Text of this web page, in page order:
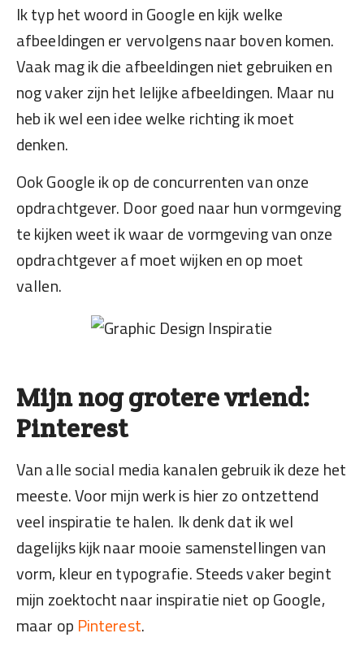
Ik typ het woord in Google en kijk welke
afbeeldingen er vervolgens naar boven komen.
Vaak mag ik die afbeeldingen niet gebruiken en
nog vaker zijn het lelijke afbeeldingen. Maar nu
heb ik wel een idee welke richting ik moet
denken.
Ook Google ik op de concurrenten van onze
opdrachtgever. Door goed naar hun vormgeving
te kijken weet ik waar de vormgeving van onze
opdrachtgever af moet wijken en op moet
vallen.
Mijn nog grotere vriend:
Pinterest
Van alle social media kanalen gebruik ik deze het
meeste. Voor mijn werk is hier zo ontzettend
veel inspiratie te halen. Ik denk dat ik wel
dagelijks kijk naar mooie samenstellingen van
vorm, kleur en typografie. Steeds vaker begint
mijn zoektocht naar inspiratie niet op Google,
maar op Pinterest.